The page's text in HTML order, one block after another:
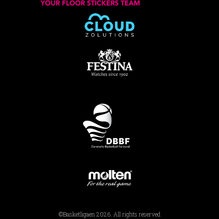
©Basketligaen 2026. All rights reserved